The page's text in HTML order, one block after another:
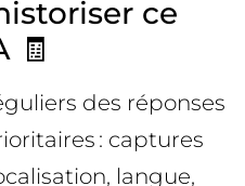
ce
🧾
des réponses
: captures
langue,